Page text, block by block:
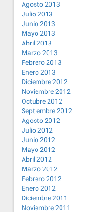
Agosto 2013
Julio 2013
Junio 2013
Mayo 2013
Abril 2013
Marzo 2013
Febrero 2013
Enero 2013
Diciembre 2012
Noviembre 2012
Octubre 2012
Septiembre 2012
Agosto 2012
Julio 2012
Junio 2012
Mayo 2012
Abril 2012
Marzo 2012
Febrero 2012
Enero 2012
Diciembre 2011
Noviembre 2011